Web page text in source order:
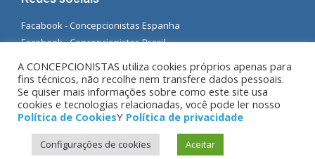
Facabook - Concepcionistas Espanha
Facebook - Concepcionistas Brasil
© Copyright MM. Concepcionistas. Desenvolvido
por LC. S.L.
A CONCEPCIONISTAS utiliza cookies próprios apenas para
fins técnicos, não recolhe nem transfere dados pessoais.
Se quiser mais informações sobre como este site usa
cookies e tecnologias relacionadas, você pode ler nosso
Política de CookiesY Política de privacidade
Configurações de cookies Aceitar